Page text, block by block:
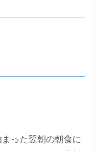
った翌朝の朝食に